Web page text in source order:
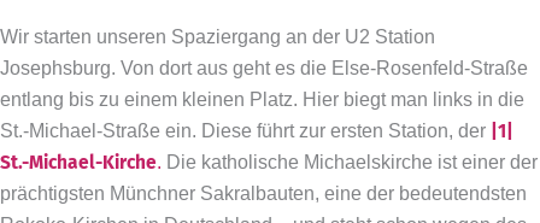
Wir starten unseren Spaziergang an der U2 Station
Josephsburg. Von dort aus geht es die Else-Rosenfeld-Straße
entlang bis zu einem kleinen Platz. Hier biegt man links in die
St.-Michael-Straße ein. Diese führt zur ersten Station, der |1|
St.-Michael-Kirche. Die katholische Michaelskirche ist einer der
prächtigsten Münchner Sakralbauten, eine der bedeutendsten